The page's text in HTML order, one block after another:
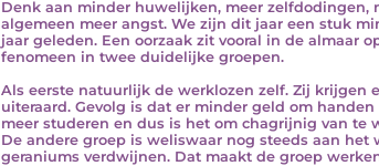
Denk aan minder huwelijken, meer zelfdodingen,
algemeen meer angst. We zijn dit jaar een stuk
jaar geleden. Een oorzaak zit vooral in de almaar
fenomeen in twee duidelijke groepen.
Als eerste natuurlijk de werklozen zelf. Zij krijgen
uiteraard. Gevolg is dat er minder geld om
meer studeren en dus is het om chagrijnig van te
De andere groep is weliswaar nog steeds aan
geraniums verdwijnen. Dat maakt de groep